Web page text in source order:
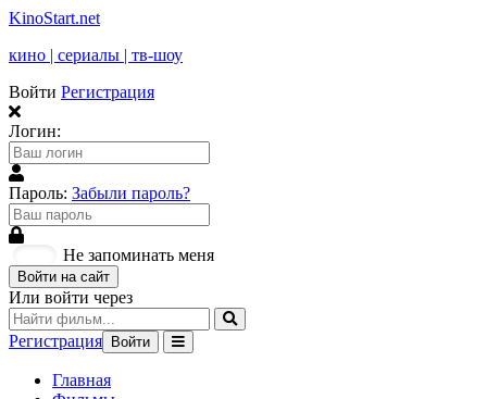
KinoStart.net
кино | сериалы | тв-шоу
Войти Регистрация
Логин:
Пароль: Забыли пароль?
Не запоминать меня
Войти на сайт
Или войти через
Регистрация Войти
Главная